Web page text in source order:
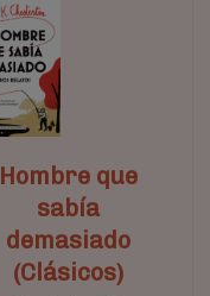
Hombre que
sabía
demasiado
(Clásicos)